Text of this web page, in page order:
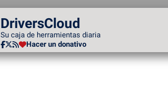
DriversCloud
Su caja de herramientas diaria
Hacer un donativo
DriversCloud
Su caja de herramientas diaria
Hacer un donativo